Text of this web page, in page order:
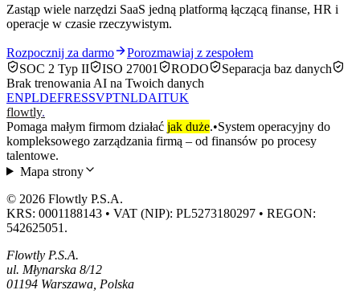
Zastąp wiele narzędzi SaaS jedną platformą łączącą finanse, HR i
operacje w czasie rzeczywistym.
Rozpocznij za darmo
Porozmawiaj z zespołem
SOC 2 Typ II
ISO 27001 RODO
Separacja baz danych
Brak trenowania AI na Twoich danych
ENPLDEFRESSVPTNLDAITUK
flowtly.
Pomaga małym firmom działać jak duże.•System operacyjny do
kompleksowego zarządzania firmą – od finansów po procesy
talentowe.
Mapa strony
© 2026 Flowtly P.S.A.
KRS: 0001188143 • VAT (NIP): PL5273180297 • REGON:
542625051.
Flowtly P.S.A.
ul. Młynarska 8/12
01194 Warszawa, Polska